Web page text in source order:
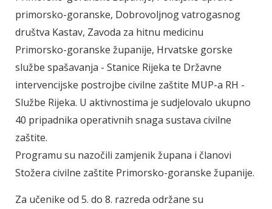
primorsko-goranske, Dobrovoljnog vatrogasnog
društva Kastav, Zavoda za hitnu medicinu
Primorsko-goranske županije, Hrvatske gorske
službe spašavanja - Stanice Rijeka te Državne
intervencijske postrojbe civilne zaštite MUP-a RH -
Službe Rijeka. U aktivnostima je sudjelovalo ukupno
40 pripadnika operativnih snaga sustava civilne
zaštite.
Programu su nazočili zamjenik župana i članovi
Stožera civilne zaštite Primorsko-goranske županije.
Za učenike od 5. do 8. razreda održane su